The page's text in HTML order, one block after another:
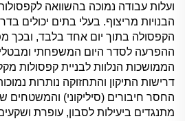
ועלות עבודה נמוכה בהשוואה
הבנויות מריצוף. בעלי בתים יכולים
הקפסולה בתוך יום אחד בלבד, ובכך
ההפרעה לסדר היום המשפחתי
הממושכות הנלוות לבניית קפסולות
דרישות התיקון והתחזוקה נותרות
החסר חיבורים (סיליקוני) והמשטחים
מתנגדים ביעילות לסבון, עופרת